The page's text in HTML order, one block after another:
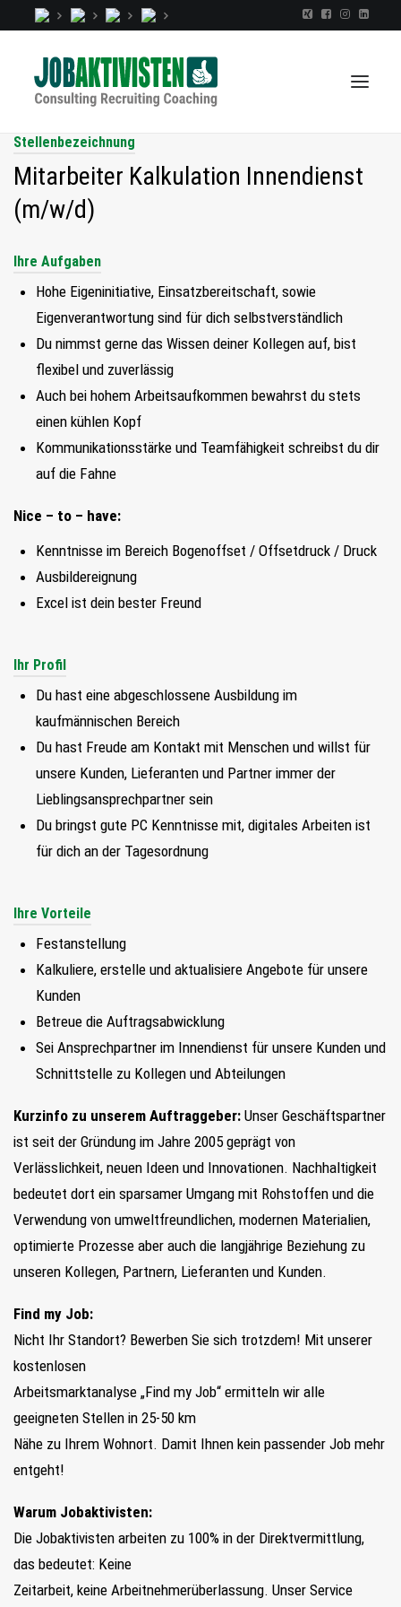
TALENTINDEX
CONSULTING
RECRUITING
COACHING
JOBS
EXTRA
KOPF
FIND MY JOB
JETZT BEWERBEN
SUCHEN
Stellenbezeichnung
Mitarbeiter Kalkulation Innendienst
(m/w/d)
Ihre Aufgaben
Hohe Eigeninitiative, Einsatzbereitschaft, sowie
Eigenverantwortung sind für dich selbstverständlich
Du nimmst gerne das Wissen deiner Kollegen auf, bist
flexibel und zuverlässig
Auch bei hohem Arbeitsaufkommen bewahrst du stets
einen kühlen Kopf
Kommunikationsstärke und Teamfähigkeit schreibst du dir
auf die Fahne
Nice – to – have:
Kenntnisse im Bereich Bogenoffset / Offsetdruck / Druck
Ausbildereignung
Excel ist dein bester Freund
Ihr Profil
Du hast eine abgeschlossene Ausbildung im
kaufmännischen Bereich
Du hast Freude am Kontakt mit Menschen und willst für
unsere Kunden, Lieferanten und Partner immer der
Lieblingsansprechpartner sein
Du bringst gute PC Kenntnisse mit, digitales Arbeiten ist
für dich an der Tagesordnung
Ihre Vorteile
Festanstellung
Kalkuliere, erstelle und aktualisiere Angebote für unsere
Kunden
Betreue die Auftragsabwicklung
Sei Ansprechpartner im Innendienst für unsere Kunden und
Schnittstelle zu Kollegen und Abteilungen
Kurzinfo zu unserem Auftraggeber: Unser Geschäftspartner
ist seit der Gründung im Jahre 2005 geprägt von
Verlässlichkeit, neuen Ideen und Innovationen. Nachhaltigkeit
bedeutet dort ein sparsamer Umgang mit Rohstoffen und die
Verwendung von umweltfreundlichen, modernen Materialien,
optimierte Prozesse aber auch die langjährige Beziehung zu
unseren Kollegen, Partnern, Lieferanten und Kunden.
Find my Job:
Nicht Ihr Standort? Bewerben Sie sich trotzdem! Mit unserer
kostenlosen
Arbeitsmarktanalyse „Find my Job“ ermitteln wir alle
geeigneten Stellen in 25-50 km
Nähe zu Ihrem Wohnort. Damit Ihnen kein passender Job mehr
entgeht!
Warum Jobaktivisten:
Die Jobaktivisten arbeiten zu 100% in der Direktvermittlung,
das bedeutet: Keine
Zeitarbeit, keine Arbeitnehmerüberlassung. Unser Service